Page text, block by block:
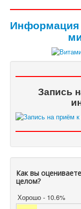
Информация
Запись
Как вы
целом?
Хорошо - 10.6%